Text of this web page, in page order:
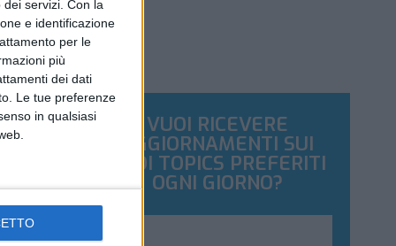
servizi. Con la
e identificazione
per le
più
dei dati
Le tue preferenze
in qualsiasi
VUOI RICEVERE
AGGIORNAMENTI SUI
TUOI TOPICS PREFERITI
OGNI GIORNO?